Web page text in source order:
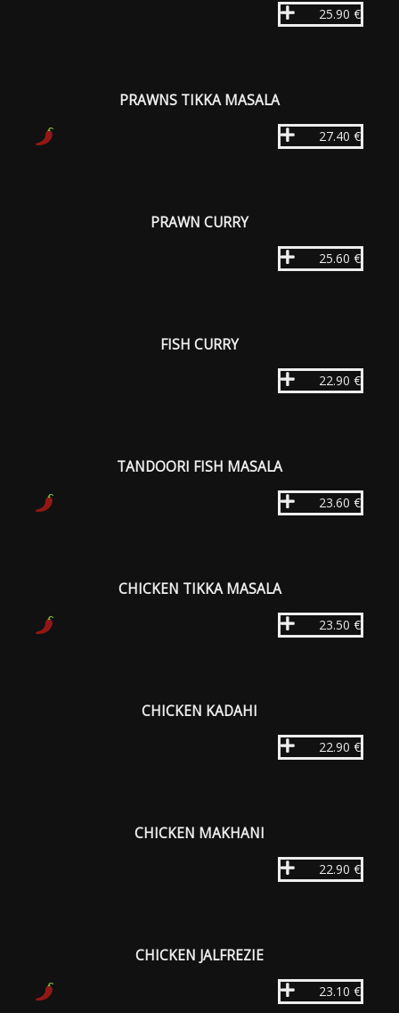
25.90 €
PRAWNS TIKKA MASALA
27.40 €
PRAWN CURRY
25.60 €
FISH CURRY
22.90 €
TANDOORI FISH MASALA
23.60 €
CHICKEN TIKKA MASALA
23.50 €
CHICKEN KADAHI
22.90 €
CHICKEN MAKHANI
22.90 €
CHICKEN JALFREZIE
23.10 €